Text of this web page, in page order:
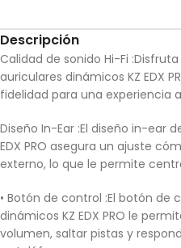
Descripción
Calidad de sonido Hi-Fi
auriculares dinámicos KZ EDX
fidelidad para una experiencia
Diseño In-Ear :El diseño in-ear
EDX PRO asegura un ajuste
externo, lo que le permite
• Botón de control :El botón de
dinámicos KZ EDX PRO le
volumen, saltar pistas y